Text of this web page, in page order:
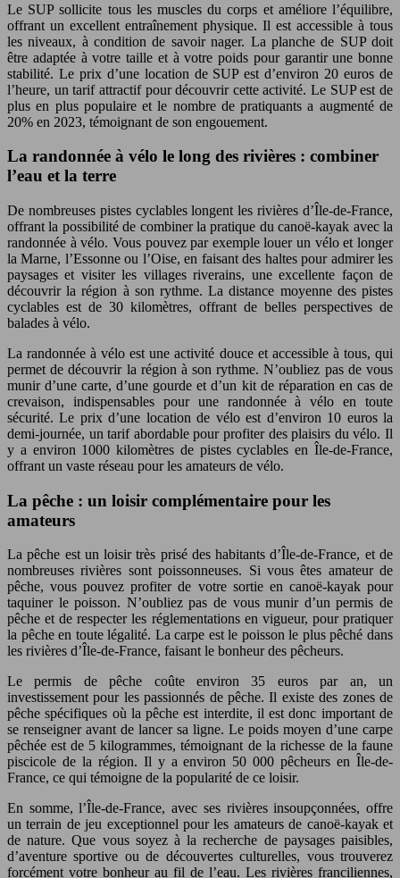
Le SUP sollicite tous les muscles du corps et améliore l’équilibre,
offrant un excellent entraînement physique. Il est accessible à tous
les niveaux, à condition de savoir nager. La planche de SUP doit
être adaptée à votre taille et à votre poids pour garantir une bonne
stabilité. Le prix d’une location de SUP est d’environ 20 euros de
l’heure, un tarif attractif pour découvrir cette activité. Le SUP est de
plus en plus populaire et le nombre de pratiquants a augmenté de
20% en 2023, témoignant de son engouement.
La randonnée à vélo le long des rivières : combiner
l’eau et la terre
De nombreuses pistes cyclables longent les rivières d’Île-de-France,
offrant la possibilité de combiner la pratique du canoë-kayak avec la
randonnée à vélo. Vous pouvez par exemple louer un vélo et longer
la Marne, l’Essonne ou l’Oise, en faisant des haltes pour admirer les
paysages et visiter les villages riverains, une excellente façon de
découvrir la région à son rythme. La distance moyenne des pistes
cyclables est de 30 kilomètres, offrant de belles perspectives de
balades à vélo.
La randonnée à vélo est une activité douce et accessible à tous, qui
permet de découvrir la région à son rythme. N’oubliez pas de vous
munir d’une carte, d’une gourde et d’un kit de réparation en cas de
crevaison, indispensables pour une randonnée à vélo en toute
sécurité. Le prix d’une location de vélo est d’environ 10 euros la
demi-journée, un tarif abordable pour profiter des plaisirs du vélo. Il
y a environ 1000 kilomètres de pistes cyclables en Île-de-France,
offrant un vaste réseau pour les amateurs de vélo.
La pêche : un loisir complémentaire pour les
amateurs
La pêche est un loisir très prisé des habitants d’Île-de-France, et de
nombreuses rivières sont poissonneuses. Si vous êtes amateur de
pêche, vous pouvez profiter de votre sortie en canoë-kayak pour
taquiner le poisson. N’oubliez pas de vous munir d’un permis de
pêche et de respecter les réglementations en vigueur, pour pratiquer
la pêche en toute légalité. La carpe est le poisson le plus pêché dans
les rivières d’Île-de-France, faisant le bonheur des pêcheurs.
Le permis de pêche coûte environ 35 euros par an, un
investissement pour les passionnés de pêche. Il existe des zones de
pêche spécifiques où la pêche est interdite, il est donc important de
se renseigner avant de lancer sa ligne. Le poids moyen d’une carpe
pêchée est de 5 kilogrammes, témoignant de la richesse de la faune
piscicole de la région. Il y a environ 50 000 pêcheurs en Île-de-
France, ce qui témoigne de la popularité de ce loisir.
En somme, l’Île-de-France, avec ses rivières insoupçonnées, offre
un terrain de jeu exceptionnel pour les amateurs de canoë-kayak et
de nature. Que vous soyez à la recherche de paysages paisibles,
d’aventure sportive ou de découvertes culturelles, vous trouverez
forcément votre bonheur au fil de l’eau. Les rivières franciliennes,